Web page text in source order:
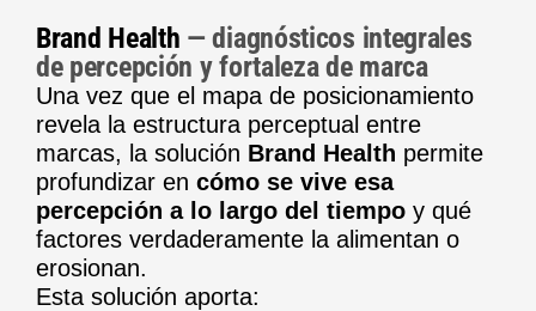
Brand Health — diagnósticos integrales
de percepción y fortaleza de marca
Una vez que el mapa de posicionamiento
revela la estructura perceptual entre
marcas, la solución Brand Health permite
profundizar en cómo se vive esa
percepción a lo largo del tiempoy qué
factores verdaderamente la alimentan o
erosionan.
Esta solución aporta: